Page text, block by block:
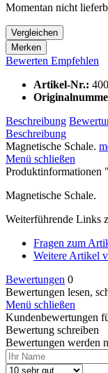
Momentan nicht
Vergleichen
Merken
Bewerten Empfehlen
Artikel-Nr.:
Beschreibung
Beschreibung
Magnetische Schale.
Menü schließen
Produktinformationen
Magnetische Schale.
Weiterführende Links
Fragen zum
Weitere Artikel
Bewertungen 0
Bewertungen lesen,
Menü schließen
Kundenbewertungen
Bewertung schreiben
Bewertungen werden